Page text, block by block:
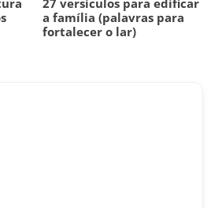
27 versículos para edificar
a família (palavras para
fortalecer o lar)